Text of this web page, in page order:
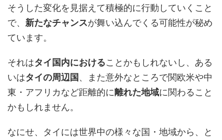
そうした変化を見据えて積極的に行動していくこと
で、 新たなチャンスが舞い込んでくる可能性が秘め
ています。
それはタイ国内におけることかもしれないし、ある
いはタイの周辺国 、また意外なところで関欧米や中
東・アフリカなど距離的に離れた地域に関わること
かもしれません。
なにせ、タイには世界中の様々な国・地域から、と